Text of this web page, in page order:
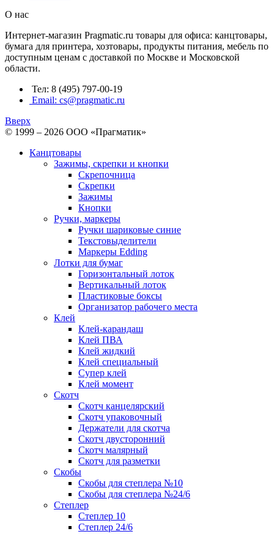
О нас
Интернет-магазин Pragmatic.ru товары для офиса: канцтовары,
бумага для принтера, хозтовары, продукты питания, мебель по
доступным ценам с доставкой по Москве и Московской
области.
Тел: 8 (495) 797-00-19
Email: cs@pragmatic.ru
Вверх
© 1999 – 2026 ООО «Прагматик»
Канцтовары
Зажимы, скрепки и кнопки
Скрепочница
Скрепки
Зажимы
Кнопки
Ручки, маркеры
Ручки шариковые синие
Текстовыделители
Маркеры Edding
Лотки для бумаг
Горизонтальный лоток
Вертикальный лоток
Пластиковые боксы
Организатор рабочего места
Клей
Клей-карандаш
Клей ПВА
Клей жидкий
Клей специальный
Супер клей
Клей момент
Скотч
Скотч канцелярский
Скотч упаковочный
Держатели для скотча
Скотч двусторонний
Скотч малярный
Скотч для разметки
Скобы
Скобы для степлера №10
Скобы для степлера №24/6
Степлер
Степлер 10
Степлер 24/6